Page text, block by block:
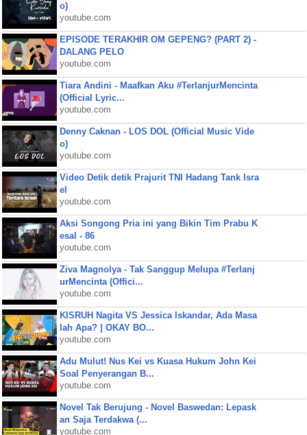
o)
youtube.com
EPISODE TERAKHIR OM GEPENG? (PART 2) -
DALANG PELO
youtube.com
Tiara Andini - Maafkan Aku #TerlanjurMencinta
(Official Lyric...
youtube.com
Denny Caknan - LOS DOL (Official Music Vide
o)
youtube.com
Video Detik detik Prajurit TNI Hadang Tank Isra
el
youtube.com
Aksi Songong Pria ini yang Bikin Tim Prabu K
esal - 86
youtube.com
Ziva Magnolya - Tak Sanggup Melupa #Terlanj
urMencinta (Offici...
youtube.com
KISRUH Nagita VS Jessica Iskandar, Ada Masa
lah Apa? | OKAY BO...
youtube.com
Adu Mulut! Nus Kei vs Kuasa Hukum John Kei
Soal Penyerangan B...
youtube.com
Novel Tak Berujung - Novel Baswedan: Lepask
an Saja Terdakwa (...
youtube.com